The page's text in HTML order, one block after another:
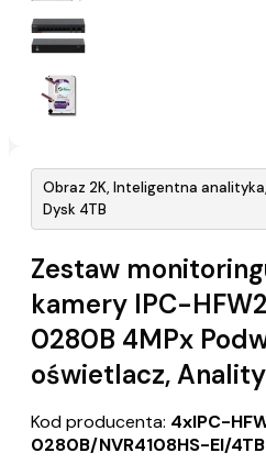
Obraz 2K, Inteligentna
Dysk 4TB
Zestaw
kamery IPC-
0280B 4MPx
oświetlacz,
Kod producenta: 4xIPC-
0280B/NVR4108HS-EI/4TB